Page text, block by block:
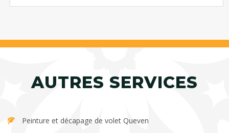
AUTRES SERVICES
Peinture et décapage de volet Queven